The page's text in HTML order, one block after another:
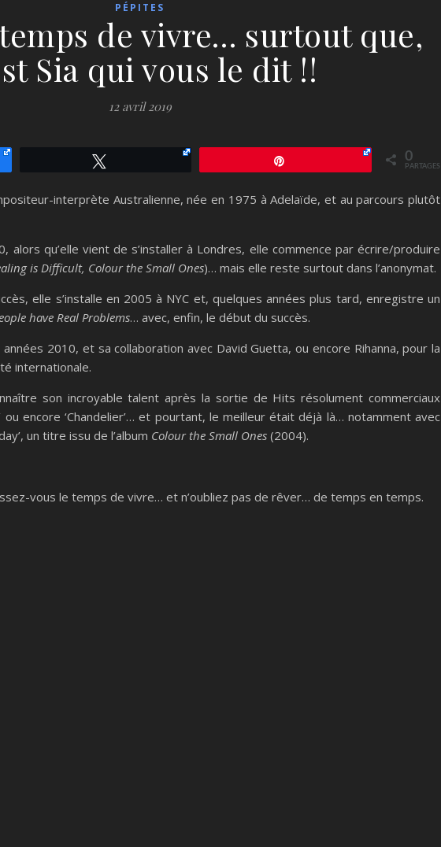
PÉPITES
de vivre… surtout que,
Sia qui vous le dit !!
12 avril 2019
0
PARTAGES
interprète Australienne, née en 1975 à Adelaïde, et au parcours plutôt
alors qu’elle vient de s’installer à Londres, elle commence par écrire/produire
is Difficult, Colour the Small Ones)… mais elle reste surtout dans l’anonymat.
elle s’installe en 2005 à NYC et, quelques années plus tard, enregistre un
have Real Problems… avec, enfin, le début du succès.
2010, et sa collaboration avec David Guetta, ou encore Rihanna, pour la
internationale.
son incroyable talent après la sortie de Hits résolument commerciaux
ou encore ‘Chandelier’… et pourtant, le meilleur était déjà là… notamment avec
un titre issu de l’album Colour the Small Ones (2004).
vous le temps de vivre… et n’oubliez pas de rêver… de temps en temps.